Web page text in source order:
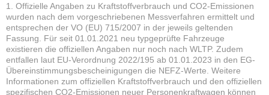
1. Offizielle Angaben zu Kraftstoffverbrauch und CO2-Emissionen
wurden nach dem vorgeschriebenen Messverfahren ermittelt und
entsprechen der VO (EU) 715/2007 in der jeweils geltenden
Fassung. Für seit 01.01.2021 neu typgeprüfte Fahrzeuge
existieren die offiziellen Angaben nur noch nach WLTP. Zudem
entfallen laut EU-Verordnung 2022/195 ab 01.01.2023 in den EG-
Übereinstimmungsbescheinigungen die NEFZ-Werte. Weitere
Informationen zum offiziellen Kraftstoffverbrauch und den offiziellen
spezifischen CO2-Emissionen neuer Personenkraftwagen können